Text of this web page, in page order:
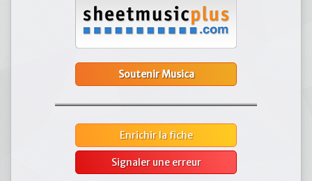
Soutenir Musica
Enrichir la fiche
Signaler une erreur